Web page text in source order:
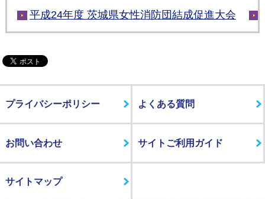
平成24年度 茨城県女性消防団結成促進大会
プライバシーポリシー よくある質問
お問い合わせ サイトご利用ガイド
サイトマップ